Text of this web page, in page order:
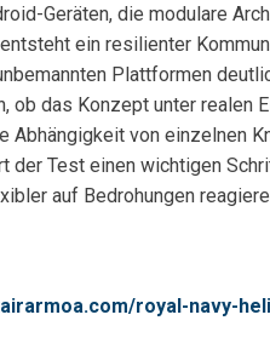
Geräten, die modulare
ein resilienter
Plattformen
ob das Konzept unter realen
Abhängigkeit von einzelnen
der Test einen wichtigen
auf Bedrohungen
royal-navy-